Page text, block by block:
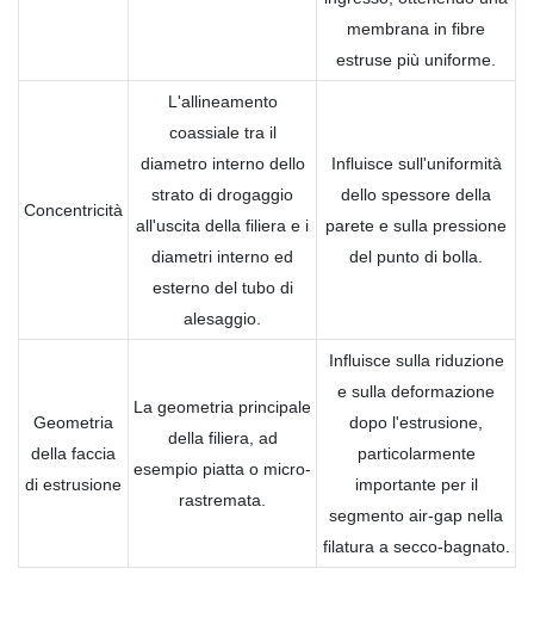
membrana in fibre
estruse più uniforme.
Concentricità
L'allineamento
coassiale tra il
diametro interno dello
strato di drogaggio
all'uscita della filiera e i
diametri interno ed
esterno del tubo di
alesaggio.
Influisce sull'uniformità
dello spessore della
parete e sulla pressione
del punto di bolla.
Geometria
della faccia
di estrusione
La geometria principale
della filiera, ad
esempio piatta o micro-
rastremata.
Influisce sulla riduzione
e sulla deformazione
dopo l'estrusione,
particolarmente
importante per il
segmento air-gap nella
filatura a secco-bagnato.